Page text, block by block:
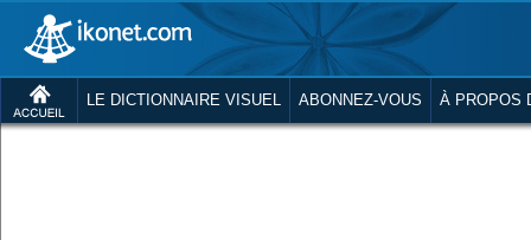
LE DICTIONNAIRE VISUEL ABONNEZ-VOUS À PROPOS